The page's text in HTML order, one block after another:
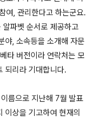
여, 관리한다고 하는군요.
파벳 순서로 제공하고
야, 소속등을 소개해 자문
타 버전이라 연락처는 모
되리라 기대합니다.
름으로 지난해 7월 발표
상을 기고하여 현재의